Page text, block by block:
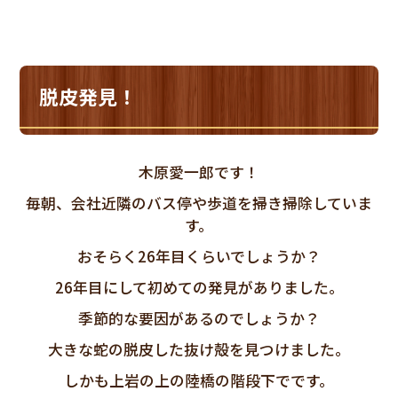
脱皮発見！
木原愛一郎です！
毎朝、会社近隣のバス停や歩道を掃き掃除していま
す。
おそらく26年目くらいでしょうか？
26年目にして初めての発見がありました。
季節的な要因があるのでしょうか？
大きな蛇の脱皮した抜け殻を見つけました。
しかも上岩の上の陸橋の階段下でです。